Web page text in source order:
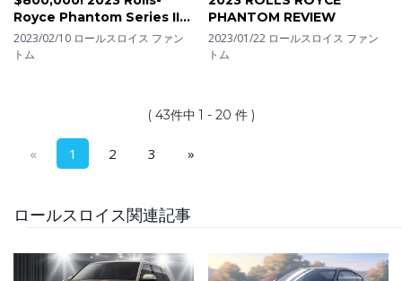
Royce Phantom Series II
Review
2023/02/10 ロールスロイス ファン
トム
PHANTOM REVIEW
2023/01/22 ロールスロイス ファン
トム
( 43件中 1 - 20 件 )
« 1 2 3 »
ロールスロイス関連記事